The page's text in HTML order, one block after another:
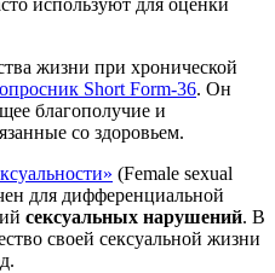
используют для оценки
жизни при хронической
опросник Short Form-36. Он
благополучие и
со здоровьем.
(Female sexual
для дифференциальной
сексуальных нарушений. В
своей сексуальной жизни